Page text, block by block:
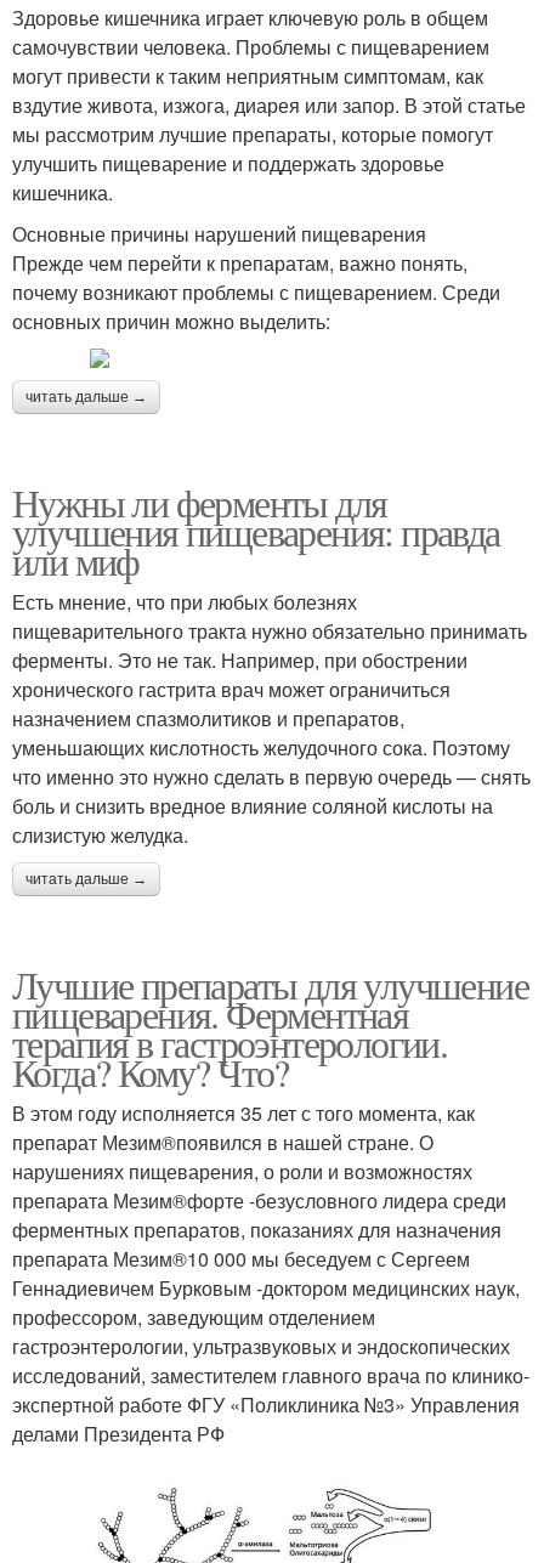
Здоровье кишечника играет ключевую роль в общем
самочувствии человека. Проблемы с пищеварением
могут привести к таким неприятным симптомам, как
вздутие живота, изжога, диарея или запор. В этой статье
мы рассмотрим лучшие препараты, которые помогут
улучшить пищеварение и поддержать здоровье
кишечника.
Основные причины нарушений пищеварения
Прежде чем перейти к препаратам, важно понять,
почему возникают проблемы с пищеварением. Среди
основных причин можно выделить:
читать дальше →
Нужны ли ферменты для
улучшения пищеварения: правда
или миф
Есть мнение, что при любых болезнях
пищеварительного тракта нужно обязательно принимать
ферменты. Это не так. Например, при обострении
хронического гастрита врач может ограничиться
назначением спазмолитиков и препаратов,
уменьшающих кислотность желудочного сока. Поэтому
что именно это нужно сделать в первую очередь — снять
боль и снизить вредное влияние соляной кислоты на
слизистую желудка.
читать дальше →
Лучшие препараты для улучшение
пищеварения. Ферментная
терапия в гастроэнтерологии.
Когда? Кому? Что?
В этом году исполняется 35 лет с того момента, как
препарат Мезим®появился в нашей стране. О
нарушениях пищеварения, о роли и возможностях
препарата Мезим®форте -безусловного лидера среди
ферментных препаратов, показаниях для назначения
препарата Мезим®10 000 мы беседуем с Сергеем
Геннадиевичем Бурковым -доктором медицинских наук,
профессором, заведующим отделением
гастроэнтерологии, ультразвуковых и эндоскопических
исследований, заместителем главного врача по клинико-
экспертной работе ФГУ «Поликлиника №3» Управления
делами Президента РФ